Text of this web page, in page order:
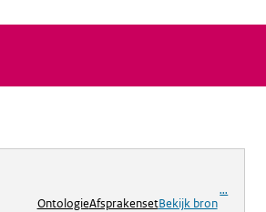
OntologieAfsprakensetBekijk bron
...